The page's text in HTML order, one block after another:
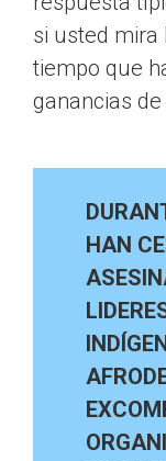
si usted mira
tiempo que
ganancias
HAN